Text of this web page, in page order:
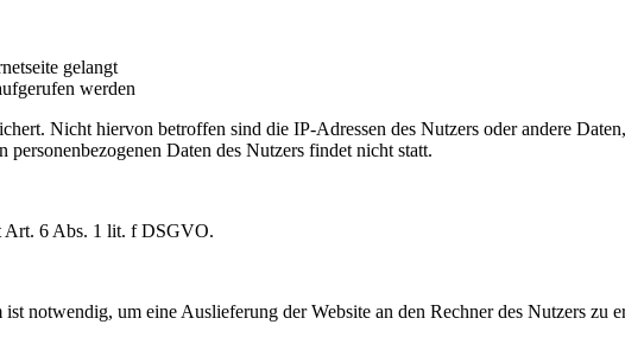
gelangt
werden
Nicht hiervon betroffen sind die IP-Adressen des Nutzers oder andere
Daten des Nutzers findet nicht statt.
Art. 6 Abs. 1 lit. f DSGVO.
notwendig, um eine Auslieferung der Website an den Rechner des Nutzers